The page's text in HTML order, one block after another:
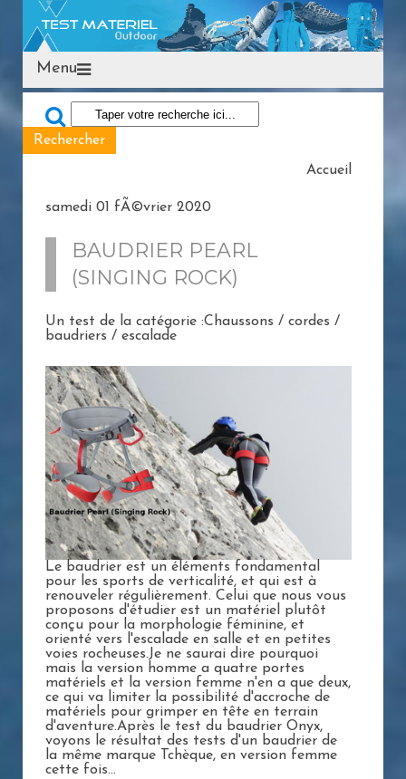
Menu
Accueil
samedi 01 fÃ©vrier 2020
BAUDRIER PEARL
(SINGING ROCK)
Un test de la catégorie :Chaussons / cordes /
baudriers / escalade
Le baudrier est un éléments fondamental
pour les sports de verticalité, et qui est à
renouveler régulièrement. Celui que nous vous
proposons d'étudier est un matériel plutôt
conçu pour la morphologie féminine, et
orienté vers l'escalade en salle et en petites
voies rocheuses.Je ne saurai dire pourquoi
mais la version homme a quatre portes
matériels et la version femme n'en a que deux,
ce qui va limiter la possibilité d'accroche de
matériels pour grimper en tête en terrain
d'aventure.Après le test du baudrier Onyx,
voyons le résultat des tests d'un baudrier de
la même marque Tchèque, en version femme
cette fois...